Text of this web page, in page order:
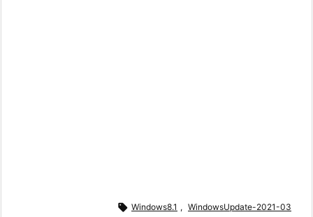
 Windows8.1 , WindowsUpdate-2021-03